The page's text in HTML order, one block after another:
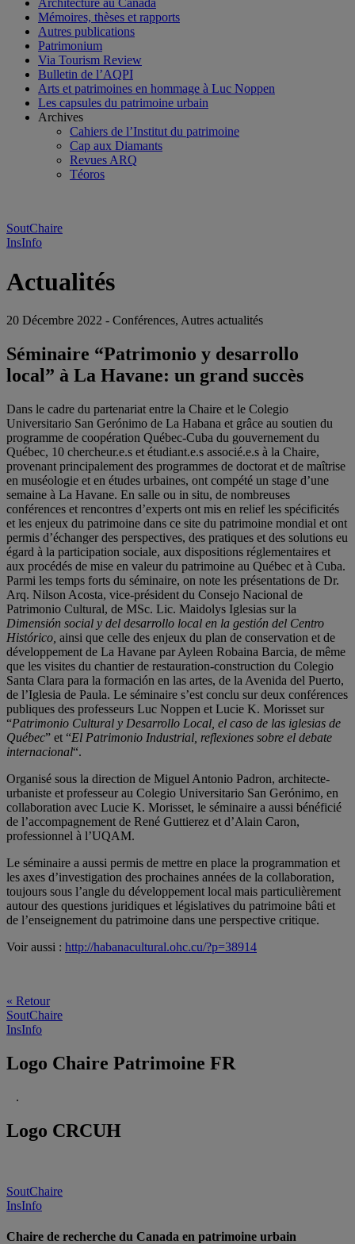
Architecture au Canada
Mémoires, thèses et rapports
Autres publications
Patrimonium
Via Tourism Review
Bulletin de l’AQPI
Arts et patrimoines en hommage à Luc Noppen
Les capsules du patrimoine urbain
Archives
Cahiers de l’Institut du patrimoine
Cap aux Diamants
Revues ARQ
Téoros
SoutChaire
InsInfo
Actualités
20 Décembre 2022 - Conférences, Autres actualités
Séminaire “Patrimonio y desarrollo
local” à La Havane: un grand succès
Dans le cadre du partenariat entre la Chaire et le Colegio
Universitario San Gerónimo de La Habana et grâce au soutien du
programme de coopération Québec-Cuba du gouvernement du
Québec, 10 chercheur.e.s et étudiant.e.s associé.e.s à la Chaire,
provenant principalement des programmes de doctorat et de maîtrise
en muséologie et en études urbaines, ont compété un stage d’une
semaine à La Havane. En salle ou in situ, de nombreuses
conférences et rencontres d’experts ont mis en relief les spécificités
et les enjeux du patrimoine dans ce site du patrimoine mondial et ont
permis d’échanger des perspectives, des pratiques et des solutions eu
égard à la participation sociale, aux dispositions réglementaires et
aux procédés de mise en valeur du patrimoine au Québec et à Cuba.
Parmi les temps forts du séminaire, on note les présentations de Dr.
Arq. Nilson Acosta, vice-président du Consejo Nacional de
Patrimonio Cultural, de MSc. Lic. Maidolys Iglesias sur la
Dimensión social y del desarrollo local en la gestión del Centro
Histórico, ainsi que celle des enjeux du plan de conservation et de
développement de La Havane par Ayleen Robaina Barcia, de même
que les visites du chantier de restauration-construction du Colegio
Santa Clara para la formación en las artes, de la Avenida del Puerto,
de l’Iglesia de Paula. Le séminaire s’est conclu sur deux conférences
publiques des professeurs Luc Noppen et Lucie K. Morisset sur
“Patrimonio Cultural y Desarrollo Local, el caso de las iglesias de
Québec” et “El Patrimonio Industrial, reflexiones sobre el debate
internacional“.
Organisé sous la direction de Miguel Antonio Padron, architecte-
urbaniste et professeur au Colegio Universitario San Gerónimo, en
collaboration avec Lucie K. Morisset, le séminaire a aussi bénéficié
de l’accompagnement de René Guttierez et d’Alain Caron,
professionnel à l’UQAM.
Le séminaire a aussi permis de mettre en place la programmation et
les axes d’investigation des prochaines années de la collaboration,
toujours sous l’angle du développement local mais particulièrement
autour des questions juridiques et législatives du patrimoine bâti et
de l’enseignement du patrimoine dans une perspective critique.
Voir aussi : http://habanacultural.ohc.cu/?p=38914
« Retour
SoutChaire
InsInfo
Logo Chaire Patrimoine FR
.
Logo CRCUH
SoutChaire
InsInfo
Chaire de recherche du Canada en patrimoine urbain